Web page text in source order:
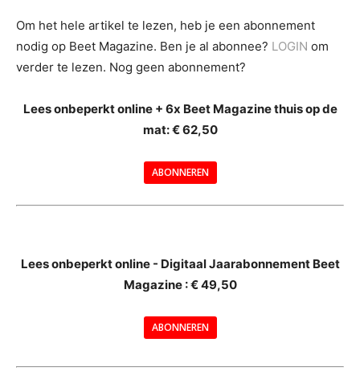
Om het hele artikel te lezen, heb je een abonnement
nodig op Beet Magazine. Ben je al abonnee? LOGIN om
verder te lezen. Nog geen abonnement?
Lees onbeperkt online + 6x Beet Magazine thuis op de
mat: € 62,50
ABONNEREN
Lees onbeperkt online - Digitaal Jaarabonnement Beet
Magazine : € 49,50
ABONNEREN